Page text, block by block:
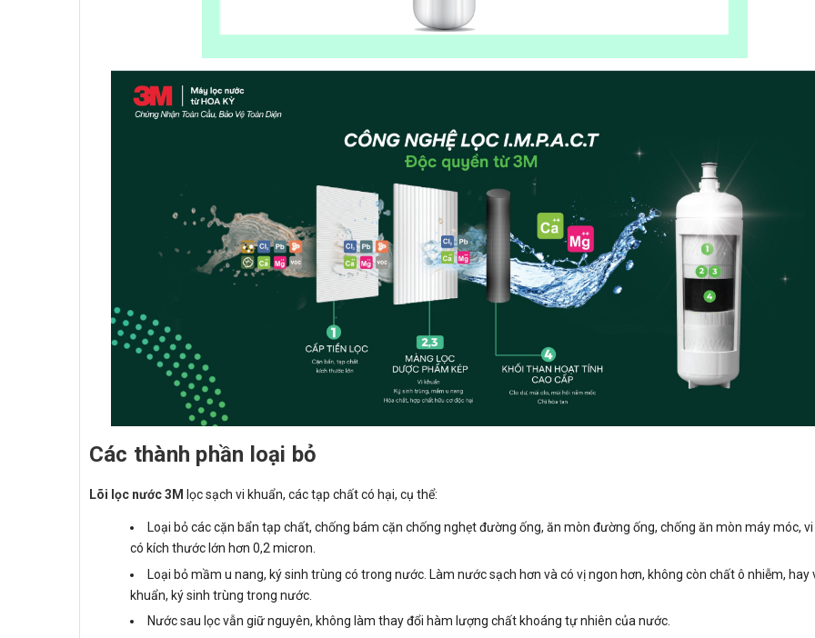
Các thành phần loại bỏ
Lõi lọc nước 3M lọc sạch vi khuẩn, các tạp chất có hại, cụ thể:
Loại bỏ các cặn bẩn tạp chất, chống bám cặn chống nghẹt đường ống, ăn mòn đường ống, chống ăn mòn máy móc,
có kích thước lớn hơn 0,2 micron.
Loại bỏ mầm u nang, ký sinh trùng có trong nước. Làm nước sạch hơn và có vị ngon hơn, không còn chất ô nhiễm, hay
khuẩn, ký sinh trùng trong nước.
Nước sau lọc vẫn giữ nguyên, không làm thay đổi hàm lượng chất khoáng tự nhiên của nước.